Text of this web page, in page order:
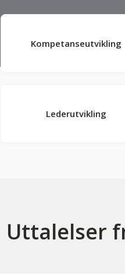
Kompetanseutvikling
Lederutvikling
Uttalelser